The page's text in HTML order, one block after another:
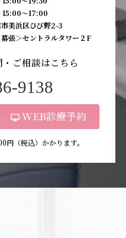
15:00〜17:00
美浜区ひび野2-3
張＞セントラルタワー２F
ご相談はこちら
9138
WEB診療予約
円（税込）かかります。